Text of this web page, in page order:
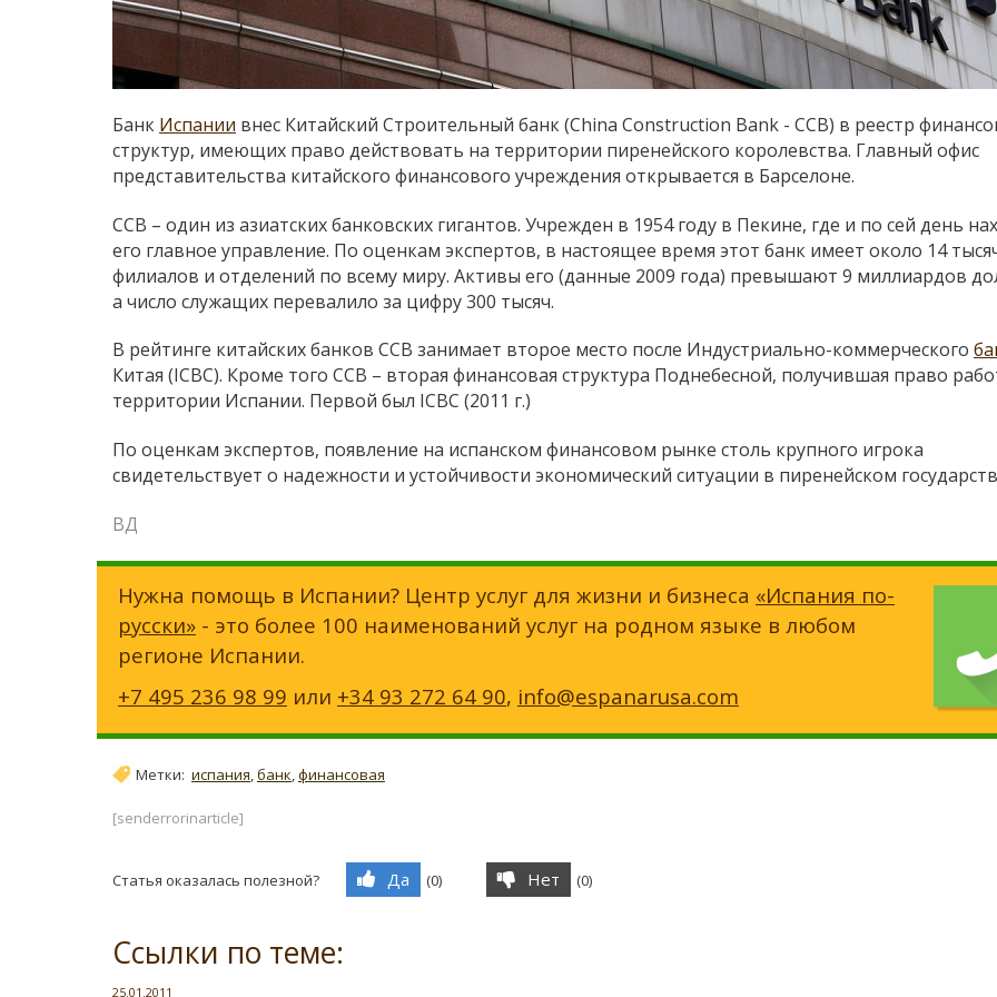
Банк Испании внес Китайский Строительный банк (China Construction Bank - CCB) в реестр
структур, имеющих право действовать на территории пиренейского королевства. Главный офис
представительства китайского финансового учреждения открывается в Барселоне.
ССВ – один из азиатских банковских гигантов. Учрежден в 1954 году в Пекине, где и по сей день
его главное управление. По оценкам экспертов, в настоящее время этот банк имеет около 14
филиалов и отделений по всему миру. Активы его (данные 2009 года) превышают 9 миллиардов
а число служащих перевалило за цифру 300 тысяч.
В рейтинге китайских банков ССВ занимает второе место после Индустриально-коммерческого
Китая (ICBC). Кроме того ССВ – вторая финансовая структура Поднебесной, получившая право
территории Испании. Первой был ICBC (2011 г.)
По оценкам экспертов, появление на испанском финансовом рынке столь крупного игрока
свидетельствует о надежности и устойчивости экономический ситуации в пиренейском
ВД
Нужна помощь в Испании? Центр услуг для жизни и бизнеса «Испания по-
русски» - это более 100 наименований услуг на родном языке в любом
регионе Испании.
+7 495 236 98 99 или +34 93 272 64 90, info@espanarusa.com
Метки: испания,банк,финансовая
[senderrorinarticle]
Статья оказалась полезной? Да (0) Нет (0)
Ссылки по теме:
25.01.2011